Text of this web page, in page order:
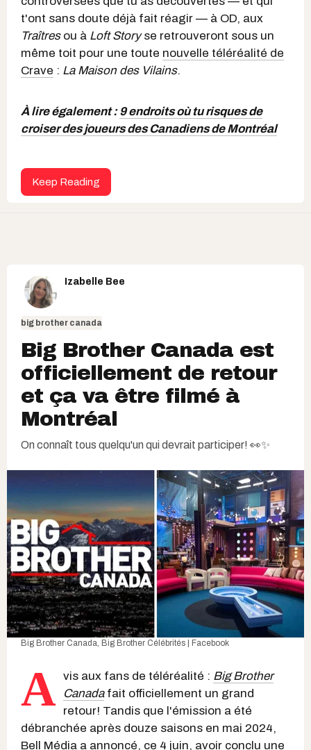
t'ont sans doute déjà fait réagir — à OD, aux
Traîtresou à Loft Storyse retrouveront sous un
même toit pour une toute nouvelle téléréalité de
Crave : La Maison des Vilains.
À lire également :9 endroits où tu risques de
croiser des joueurs des Canadiens de Montréal
Keep Reading
Izabelle Bee
big brother canada
Big Brother Canada est
officiellement de retour
et ça va être filmé à
Montréal
On connaît tous quelqu'un qui devrait participer! 👀✨
Big Brother Canada, Big Brother Célébrités | Facebook
A vis aux fans de téléréalité : Big Brother
Canadafait officiellement un grand
retour! Tandis que l'émission a été
débranchée après douze saisons en mai 2024,
Bell Média a annoncé, ce 4 juin, avoir conclu une